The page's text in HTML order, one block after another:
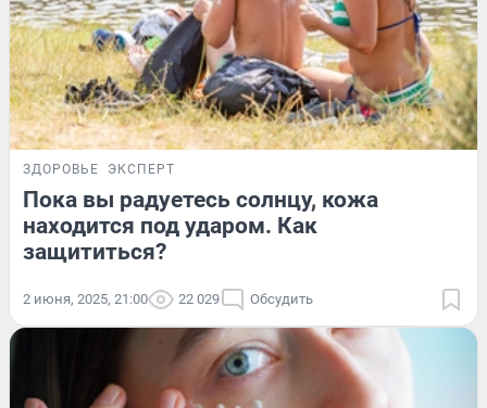
ЗДОРОВЬЕ ЭКСПЕРТ
Пока вы радуетесь солнцу, кожа
находится под ударом. Как
защититься?
2 июня, 2025, 21:00 22 029 Обсудить